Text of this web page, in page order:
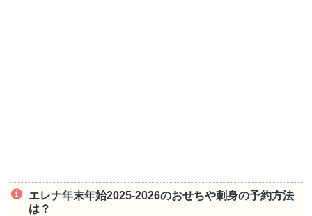
エレナ年末年始2025-2026のおせちや刺身の予約方法
は？